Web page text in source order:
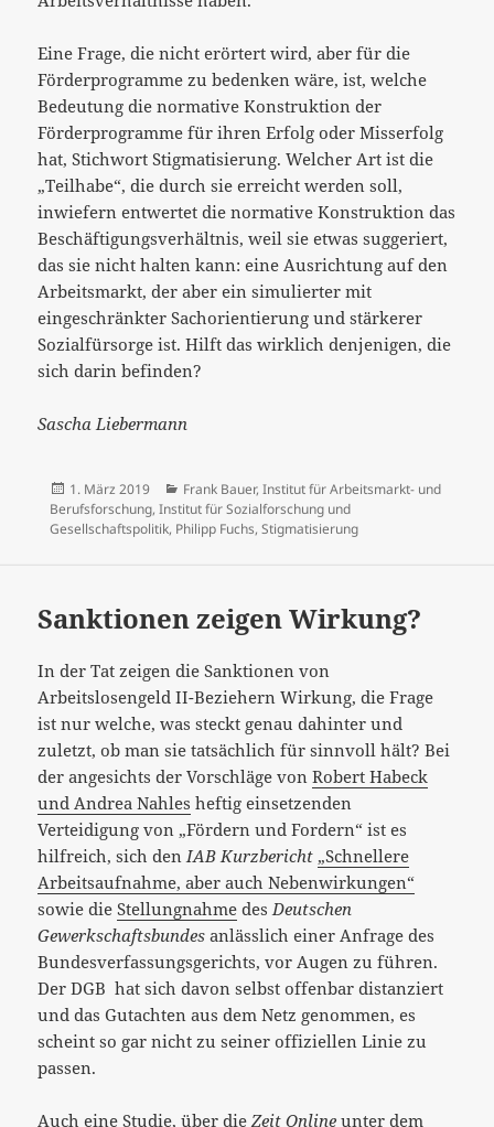
Eine Frage, die nicht erörtert wird, aber für die
Förderprogramme zu bedenken wäre, ist, welche
Bedeutung die normative Konstruktion der
Förderprogramme für ihren Erfolg oder Misserfolg
hat, Stichwort Stigmatisierung. Welcher Art ist die
„Teilhabe“, die durch sie erreicht werden soll,
inwiefern entwertet die normative Konstruktion das
Beschäftigungsverhältnis, weil sie etwas suggeriert,
das sie nicht halten kann: eine Ausrichtung auf den
Arbeitsmarkt, der aber ein simulierter mit
eingeschränkter Sachorientierung und stärkerer
Sozialfürsorge ist. Hilft das wirklich denjenigen, die
sich darin befinden?
Sascha Liebermann
Veröffentlicht
am
1. März 2019 Kategorien
Frank Bauer, Institut für Arbeitsmarkt- und
Berufsforschung, Institut für Sozialforschung und
Gesellschaftspolitik, Philipp Fuchs, Stigmatisierung
Sanktionen zeigen Wirkung?
In der Tat zeigen die Sanktionen von
Arbeitslosengeld II-Beziehern Wirkung, die Frage
ist nur welche, was steckt genau dahinter und
zuletzt, ob man sie tatsächlich für sinnvoll hält? Bei
der angesichts der Vorschläge vonRobert Habeck
und Andrea Nahles heftig einsetzenden
Verteidigung von „Fördern und Fordern“ ist es
hilfreich, sich denIAB Kurzbericht „Schnellere
Arbeitsaufnahme, aber auch Nebenwirkungen“
sowie dieStellungnahme desDeutschen
Gewerkschaftsbundes anlässlich einer Anfrage des
Bundesverfassungsgerichts, vor Augen zu führen.
Der DGB hat sich davon selbst offenbar distanziert
und das Gutachten aus dem Netz genommen, es
scheint so gar nicht zu seiner offiziellen Linie zu
passen.
Auch eine Studie, über dieZeit Onlineunter dem